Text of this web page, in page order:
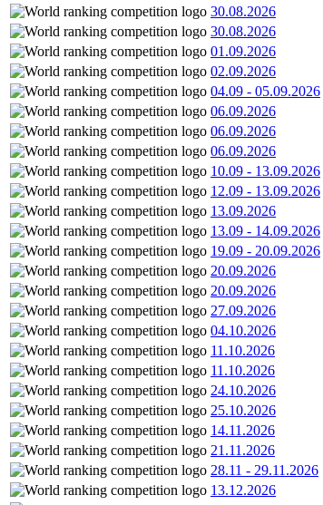
30.08.2026
30.08.2026
01.09.2026
02.09.2026
04.09 - 05.09.2026
06.09.2026
06.09.2026
06.09.2026
10.09 - 13.09.2026
12.09 - 13.09.2026
13.09.2026
13.09 - 14.09.2026
19.09 - 20.09.2026
20.09.2026
20.09.2026
27.09.2026
04.10.2026
11.10.2026
11.10.2026
24.10.2026
25.10.2026
14.11.2026
21.11.2026
28.11 - 29.11.2026
13.12.2026